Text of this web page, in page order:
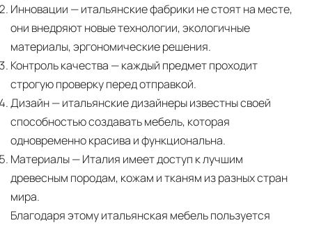
Инновации — итальянские фабрики не стоят на месте,
они внедряют новые технологии, экологичные
материалы, эргономические решения.
Контроль качества — каждый предмет проходит
строгую проверку перед отправкой.
Дизайн— итальянские дизайнеры известны своей
способностью создавать мебель, которая
одновременно красива и функциональна.
Материалы— Италия имеет доступ к лучшим
древесным породам, кожам и тканям из разных стран
мира.
Благодаря этому итальянская мебель пользуется